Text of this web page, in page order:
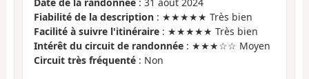
Fiabilité de la description : ★★★★★ Très bien
Facilité à suivre l'itinéraire : ★★★★★ Très bien
Intérêt du circuit de randonnée : ★★★☆☆ Moyen
Circuit très fréquenté : Non